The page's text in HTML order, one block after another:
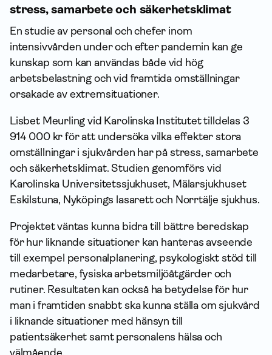
stress, sam­arbete och säkerhetsklimat
En studie av personal och chefer inom
intensivvården under och efter pandemin kan ge
kunskap som kan användas både vid hög
arbetsbelastning och vid framtida omställningar
orsakade av extremsituationer.
Lisbet Meurling vid Karolinska Institutet tilldelas 3
914 000 kr för att undersöka vilka effekter stora
omställningar i sjukvården har på stress, sam­arbete
och säkerhetsklimat. Studien genomförs vid
Karolinska Universitetssjukhuset, Mälarsjukhuset
Eskilstuna, Nyköpings lasarett och Norrtälje sjukhus.
Projektet väntas kunna bidra till bättre beredskap
för hur liknande situationer kan hanteras avseende
till exempel personalplanering, psykologiskt stöd till
medarbetare, fysiska arbetsmiljöåtgärder och
rutiner. Resultaten kan också ha betydelse för hur
man i framtiden snabbt ska kunna ställa om sjukvård
i liknande situationer med hänsyn till
patientsäkerhet samt personalens hälsa och
välmående.